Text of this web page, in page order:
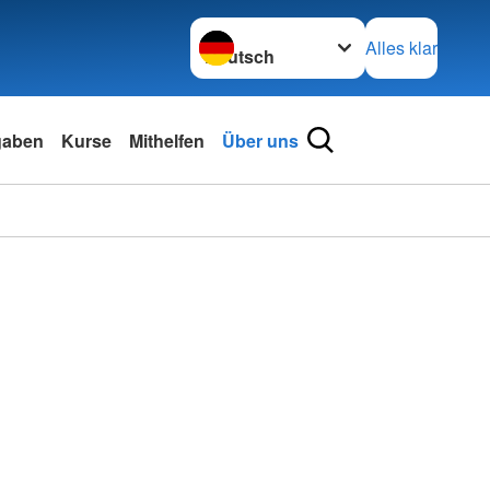
Sprache wechseln zu
Alles klar
Kurse Mithelfen Über uns